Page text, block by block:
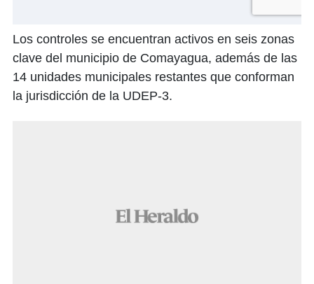
Los controles se encuentran activos en seis zonas
clave del municipio de Comayagua, además de las
14 unidades municipales restantes que conforman
la jurisdicción de la UDEP-3.